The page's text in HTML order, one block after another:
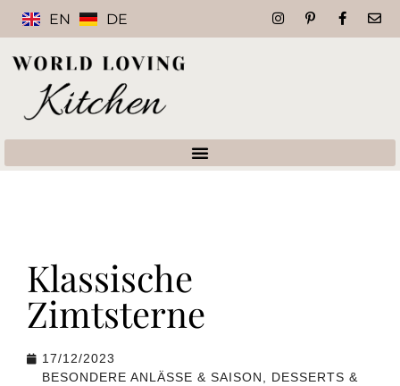
EN DE
Klassische
Zimtsterne
17/12/2023
BESONDERE ANLÄSSE & SAISON, DESSERTS &